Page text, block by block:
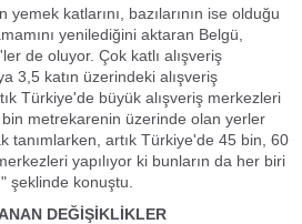
yemek katlarını, bazılarının ise olduğu
yenilediğini aktaran Belgü,
de oluyor. Çok katlı alışveriş
3,5 katın üzerindeki alışveriş
Türkiye'de büyük alışveriş merkezleri
bin metrekarenin üzerinde olan yerler
tanımlarken, artık Türkiye'de 45 bin, 60
yapılıyor ki bunların da her biri
şeklinde konuştu.
DEĞİŞİKLİKLER